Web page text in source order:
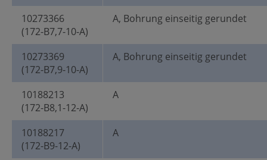
10273366
(172-B7,7-10-A)
A, Bohrung einseitig gerundet
10273369
(172-B7,9-10-A)
A, Bohrung einseitig gerundet
10188213
(172-B8,1-12-A)
A
10188217
(172-B9-12-A)
A